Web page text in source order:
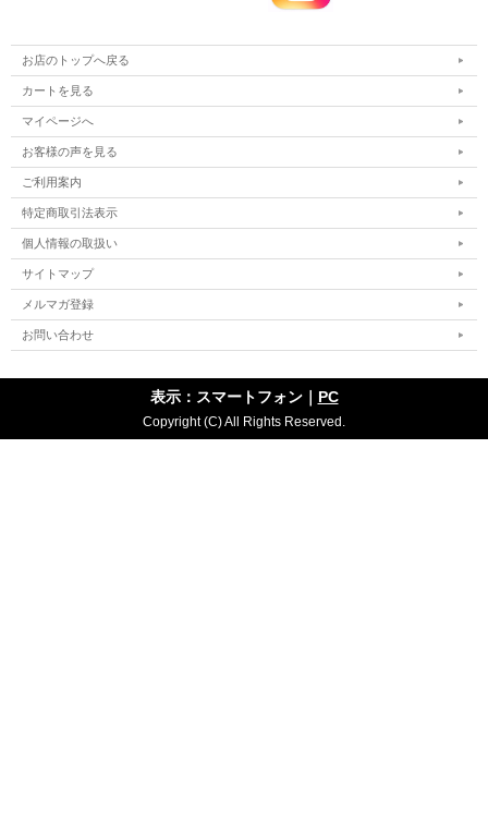
お店のトップへ戻る
カートを見る
マイページへ
お客様の声を見る
ご利用案内
特定商取引法表示
個人情報の取扱い
サイトマップ
メルマガ登録
お問い合わせ
表示：スマートフォン｜ PC
Copyright (C) All Rights Reserved.